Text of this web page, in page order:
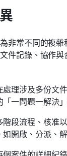
非常不同的複
件記錄、協作
理涉及多份文
一問題一解決
段流程、核准
開啟、分派、